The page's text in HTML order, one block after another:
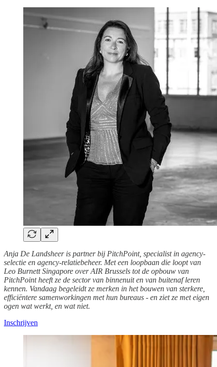
Anja De Landsheer is partner bij PitchPoint, specialist in agency-
selectie en agency-relatiebeheer. Met een loopbaan die loopt van
Leo Burnett Singapore over AIR Brussels tot de opbouw van
PitchPoint heeft ze de sector van binnenuit en van buitenaf leren
kennen. Vandaag begeleidt ze merken in het bouwen van sterkere,
efficiëntere samenworkingen met hun bureaus - en ziet ze met eigen
ogen wat werkt, en wat niet.
Inschrijven